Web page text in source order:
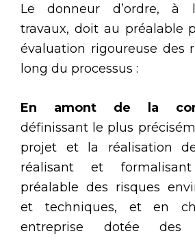
Le donneur d’ordre, à
travaux, doit au préalable
évaluation rigoureuse des
long du processus :
En amont de la
définissant le plus
projet et la réalisation
réalisant et
préalable des risques
et techniques, et en
entreprise dotée des